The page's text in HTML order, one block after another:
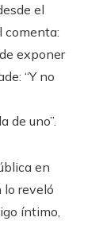
el
comenta:
exponer
“Y no
de uno”.
en
lo reveló
íntimo,